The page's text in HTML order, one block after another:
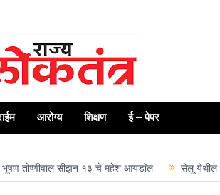
आरोग्य शिक्षण ई – पेपर
सीझन १३ चे महेश आयडॉल सेलू येथील राज्यस्तरीय